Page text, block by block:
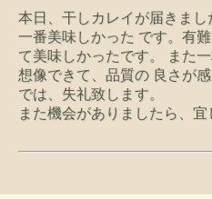
本日、干しカレイが届きま
一番美味しかった です。有
て美味しかったです。 また
想像できて、品質の 良さが
では、失礼致します。
また機会がありましたら、宜